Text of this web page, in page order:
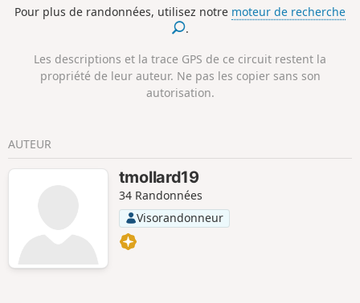
Pour plus de randonnées, utilisez notre moteur de recherche
.
Les descriptions et la trace GPS de ce circuit restent la
propriété de leur auteur. Ne pas les copier sans son
autorisation.
AUTEUR
tmollard19
34 Randonnées
Visorandonneur